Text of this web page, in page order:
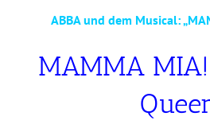
ABBA und dem Musical:
MAMMA